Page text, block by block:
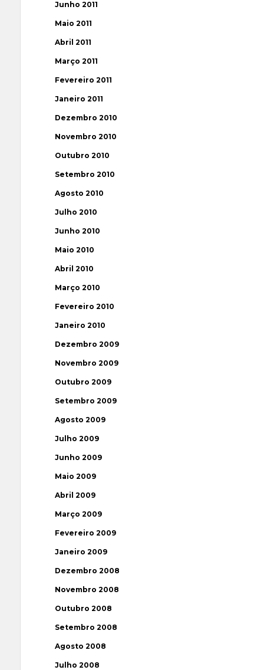
Junho 2011
Maio 2011
Abril 2011
Março 2011
Fevereiro 2011
Janeiro 2011
Dezembro 2010
Novembro 2010
Outubro 2010
Setembro 2010
Agosto 2010
Julho 2010
Junho 2010
Maio 2010
Abril 2010
Março 2010
Fevereiro 2010
Janeiro 2010
Dezembro 2009
Novembro 2009
Outubro 2009
Setembro 2009
Agosto 2009
Julho 2009
Junho 2009
Maio 2009
Abril 2009
Março 2009
Fevereiro 2009
Janeiro 2009
Dezembro 2008
Novembro 2008
Outubro 2008
Setembro 2008
Agosto 2008
Julho 2008